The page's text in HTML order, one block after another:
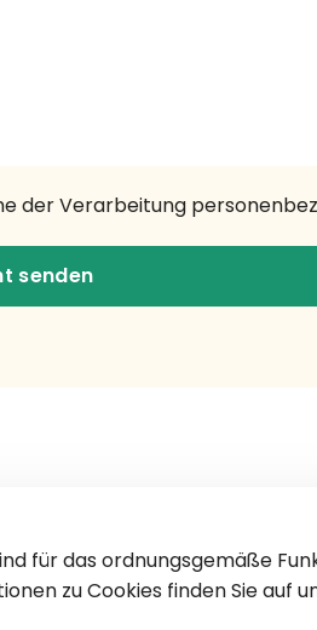
der Verarbeitung
senden
senden
für das ordnungsgemäße
zu Cookies finden Sie auf